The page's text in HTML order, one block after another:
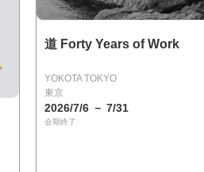
道 Forty Years of Work
YOKOTA TOKYO
東京
2026/7/6 － 7/31
会期終了